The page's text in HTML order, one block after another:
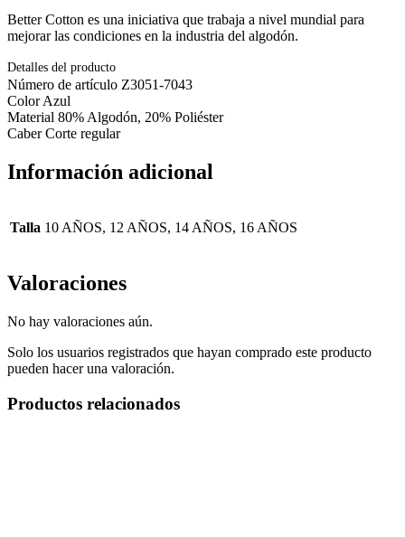
Better Cotton es una iniciativa que trabaja a nivel mundial para
mejorar las condiciones en la industria del algodón.
Detalles del producto
Número de artículo Z3051-7043
Color Azul
Material 80% Algodón, 20% Poliéster
Caber Corte regular
Información adicional
Talla 10 AÑOS, 12 AÑOS, 14 AÑOS, 16 AÑOS
Valoraciones
No hay valoraciones aún.
Solo los usuarios registrados que hayan comprado este producto
pueden hacer una valoración.
Productos relacionados